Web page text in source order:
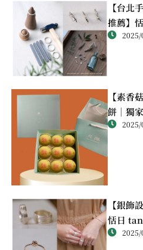
【台北
推薦】
純銀戒
2025/
【素香
餅｜獨
覆想像2025/
【銀飾
恬日
華靜巷
2025/